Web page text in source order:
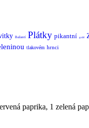
Bažantí Plátky pikantní guláš
tlakovém hrnci
paprika, 1 zelená